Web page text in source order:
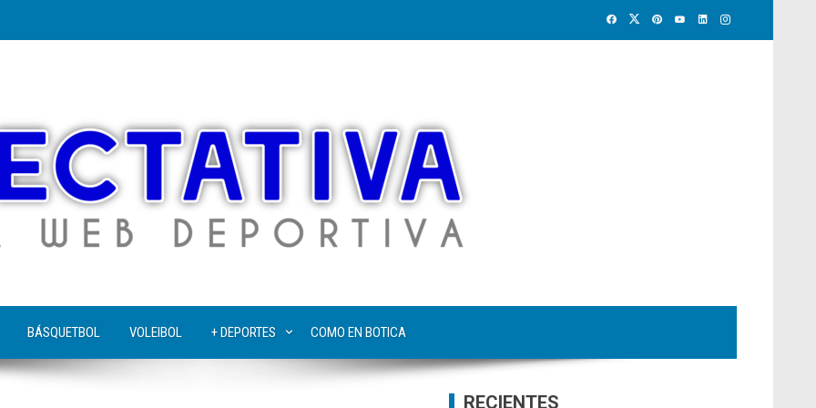
BÁSQUETBOL VOLEIBOL + DEPORTES COMO EN BOTICA
RECIENTES